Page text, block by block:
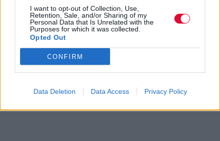
I want to opt-out of Collection, Use,
Retention, Sale, and/or Sharing of my
Personal Data that Is Unrelated with the
Purposes for which it was collected.
Opted Out
CONFIRM
Data Deletion Data Access Privacy Policy